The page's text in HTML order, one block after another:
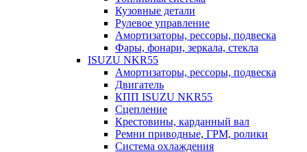
Кузовные детали
Рулевое управление
Амортизаторы, рессоры, подвеска
Фары, фонари, зеркала, стекла
ISUZU NKR55
Амортизаторы, рессоры, подвеска
Двигатель
КПП ISUZU NKR55
Сцепление
Крестовины, карданный вал
Ремни приводные, ГРМ, ролики
Система охлаждения